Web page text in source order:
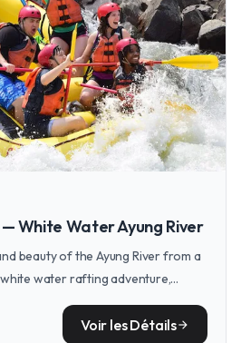
White Water Ayung River
beauty of the Ayung River from a
water rafting adventure,
to add a pulse of shared
Ubud retreat.Voir les Détailsarrow_forward